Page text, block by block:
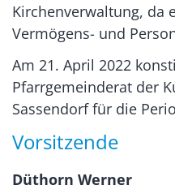
Kirchenverwaltung, da
Vermögens- und
Am 21. April 2022
Pfarrgemeinderat der
Sassendorf für die
Vorsitzende
Düthorn Werner